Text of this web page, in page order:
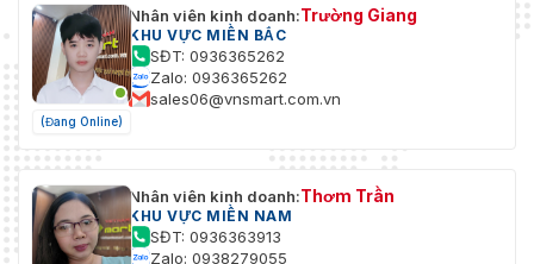
(Đang Online)
Nhân viên kinh doanh:Trường Giang
KHU VỰC MIỀN BẮC
SĐT: 0936365262
Zalo: 0936365262
sales06@vnsmart.com.vn
Nhân viên kinh doanh:Thơm Trần
KHU VỰC MIỀN NAM
SĐT: 0936363913
Zalo: 0938279055